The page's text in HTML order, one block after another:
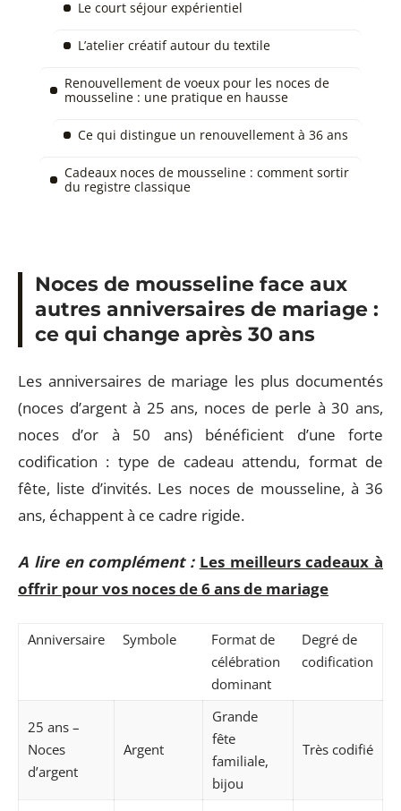
Le court séjour expérientiel
L’atelier créatif autour du textile
Renouvellement de voeux pour les noces de
mousseline : une pratique en hausse
Ce qui distingue un renouvellement à 36 ans
Cadeaux noces de mousseline : comment sortir
du registre classique
Noces de mousseline face aux
autres anniversaires de mariage :
ce qui change après 30 ans
Les anniversaires de mariage les plus documentés
(noces d’argent à 25 ans, noces de perle à 30 ans,
noces d’or à 50 ans) bénéficient d’une forte
codification : type de cadeau attendu, format de
fête, liste d’invités. Les noces de mousseline, à 36
ans, échappent à ce cadre rigide.
A lire en complément : Les meilleurs cadeaux à
offrir pour vos noces de 6 ans de mariage
Anniversaire Symbole
Format de
célébration
dominant
Degré de
codification
25 ans –
Noces
d’argent
Argent
Grande
fête
familiale,
bijou
Très codifié